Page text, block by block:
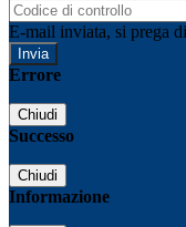
E-mail inviata, si prega
Errore
Chiudi
Successo
Chiudi
Informazione